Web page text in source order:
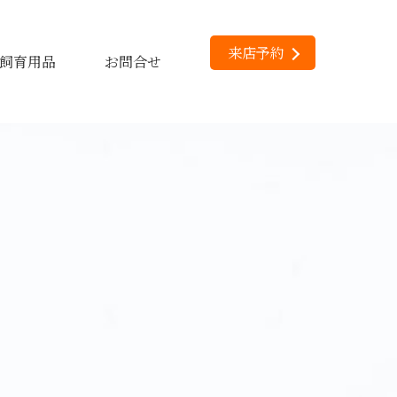
飼育用品 お問合せ 来店予約